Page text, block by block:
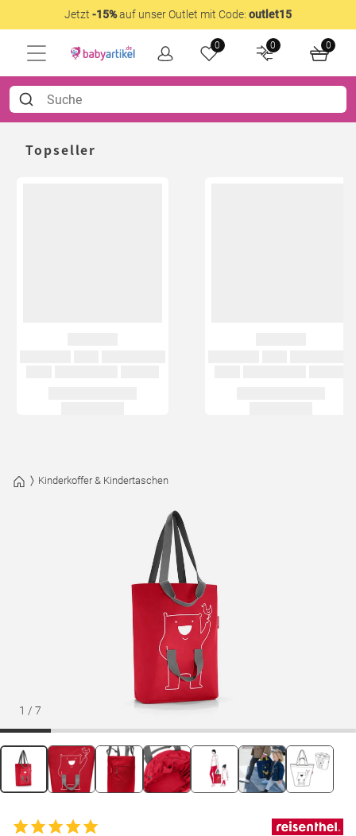
Jetzt -15%auf unser Outlet mit Code: outlet15
0 0 0
Topseller
Kinderkoffer & Kindertaschen
1 / 7